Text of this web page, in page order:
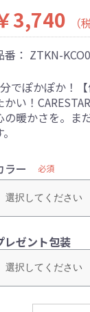
3,740
（
番： ZTKN-
でぽかぽか！
かい！
の暖かさを。ま
ラー 必須
レゼント包装